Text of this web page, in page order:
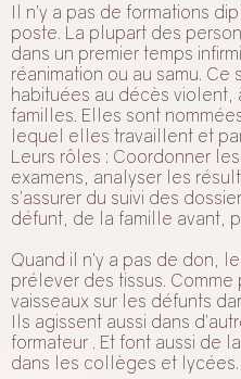
Il n’y a pas de formations
poste. La plupart des
dans un premier temps
réanimation ou au samu.
habituées au décès
familles. Elles sont
lequel elles travaillent et
Leurs rôles : Coordonner
examens, analyser les
s’assurer du suivi des
défunt, de la famille avant,
Quand il n’y a pas de don,
prélever des tissus.
vaisseaux sur les défunts
Ils agissent aussi dans
formateur . Et font aussi de
dans les collèges et lycées.